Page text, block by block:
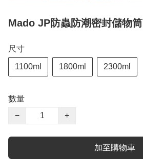
Mado JP防蟲防潮密封儲物筒
尺寸
1100ml 1800ml 2300ml
數量
−
+
加至購物車